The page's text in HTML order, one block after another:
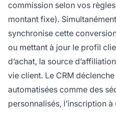
commission selon vos
montant fixe).
synchronise cette
ou mettant à jour le profil
d’achat, la source
vie client. Le CRM
automatisées comme des
personnalisés, l’inscription